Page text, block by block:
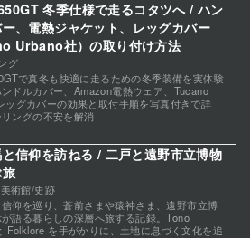
グ
冬季仕様で走るコタツへ / ハン
ー、電熱ジャケット、レッグカバー
Urbano社）の取り付け方法
で真冬も快適に走るための冬季装備を実体験
ドルカバー、Amazon電熱ウェア、Tucano
ッグカバーの効果と取付手順を写真付きで詳
ングの不安を解消
術館/史跡
信仰を訪ねる / 二戸と遠野市立博物
仰を巡り、蒼前さまや猿神さま、遠野市立博
語る暮らしの深層へ旅する記録。Tono
Folklore を手がかりに、土地に息づく文化を追